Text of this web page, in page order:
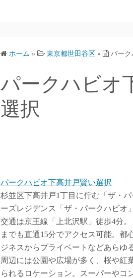
ホーム » 東京都世田谷区 » パーク
パークハビオ
選択
パークハビオ下高井戸賢い選択
杉並区下高井戸1丁目に佇む「ザ・
ーズレジデンス「ザ・パークハビオ
交通は京王線「上北沢駅」徒歩4分
までも直通15分でアクセス可能。都
ジネスからプライベートなどあらゆ
周辺には公園や広場が多く、桜や紅
られるロケーション。スーパーやコ